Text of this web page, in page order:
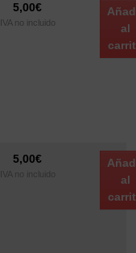
5,00€
IVA no incluido
al
5,00€
IVA no incluido
al